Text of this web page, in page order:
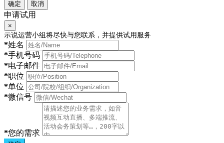
确定 取消
申请试用
×
示说运营小组将尽快与您联系，并提供试用服务
*姓名
*手机号码
*电子邮件
*职位
*单位
*微信号
*您的需求